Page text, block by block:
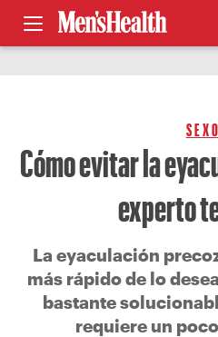
SEXO
Cómo evitar la
experto
La eyaculación
más rápido de lo
bastante
requiere un